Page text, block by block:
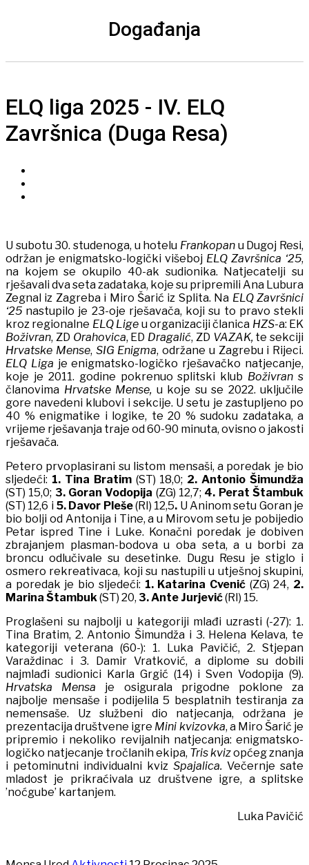
Događanja
ELQ liga 2025 - IV. ELQ
Završnica (Duga Resa)
U subotu 30. studenoga, u hotelu Frankopan u Dugoj Resi,
održan je enigmatsko-logički višeboj ELQ Završnica ‘25,
na kojem se okupilo 40-ak sudionika. Natjecatelji su
rješavali dva seta zadataka, koje su pripremili Ana Lubura
Zegnal iz Zagreba i Miro Šarić iz Splita. Na ELQ Završnici
‘25 nastupilo je 23-oje rješavača, koji su to pravo stekli
kroz regionalne ELQ Lige u organizaciji članica HZS-a: EK
Boživran, ZD Orahovica, ED Dragalić, ZD VAZAK, te sekciji
Hrvatske Mense, SIG Enigma, održane u Zagrebu i Rijeci.
ELQ Liga je enigmatsko-logičko rješavačko natjecanje,
koje je 2011. godine pokrenuo splitski klub Boživran s
članovima Hrvatske Mense, u koje su se 2022. uključile
gore navedeni klubovi i sekcije. U setu je zastupljeno po
40 % enigmatike i logike, te 20 % sudoku zadataka, a
vrijeme rješavanja traje od 60-90 minuta, ovisno o jakosti
rješavača.
Petero prvoplasirani su listom mensaši, a poredak je bio
sljedeći: 1. Tina Bratim (ST) 18,0; 2. Antonio Šimundža
(ST) 15,0; 3. Goran Vodopija (ZG) 12,7; 4. Perat Štambuk
(ST) 12,6 i 5. Davor Pleše(RI) 12,5. U Aninom setu Goran je
bio bolji od Antonija i Tine, a u Mirovom setu je pobijedio
Petar ispred Tine i Luke. Konačni poredak je dobiven
zbrajanjem plasman-bodova u oba seta, a u borbi za
broncu odlučivale su desetinke. Dugu Resu je stiglo i
osmero rekreativaca, koji su nastupili u utješnoj skupini,
a poredak je bio sljedeći: 1. Katarina Cvenić (ZG) 24, 2.
Marina Štambuk(ST) 20, 3. Ante Jurjević(RI) 15.
Proglašeni su najbolji u kategoriji mlađi uzrasti (-27): 1.
Tina Bratim, 2. Antonio Šimundža i 3. Helena Kelava, te
kategoriji veterana (60-): 1. Luka Pavičić, 2. Stjepan
Varaždinac i 3. Damir Vratković, a diplome su dobili
najmlađi sudionici Karla Grgić (14) i Sven Vodopija (9).
Hrvatska Mensa je osigurala prigodne poklone za
najbolje mensaše i podijelila 5 besplatnih testiranja za
nemensaše. Uz službeni dio natjecanja, održana je
prezentacija društvene igre Mini kvizovka, a Miro Šarić je
pripremio i nekoliko revijalnih natjecanja: enigmatsko-
logičko natjecanje tročlanih ekipa, Tris kvizopćeg znanja
i petominutni individualni kviz Spajalica. Večernje sate
mladost je prikraćivala uz društvene igre, a splitske
’noćgube’ kartanjem.
Luka Pavičić